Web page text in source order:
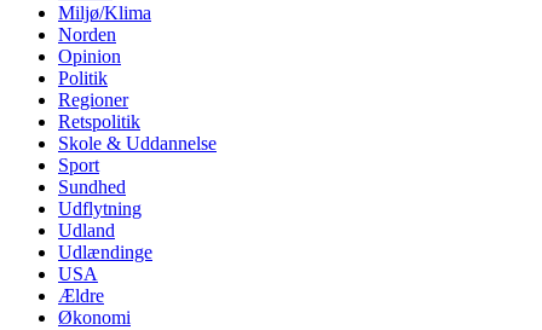
Miljø/Klima
Norden
Opinion
Politik
Regioner
Retspolitik
Skole & Uddannelse
Sport
Sundhed
Udflytning
Udland
Udlændinge
USA
Ældre
Økonomi